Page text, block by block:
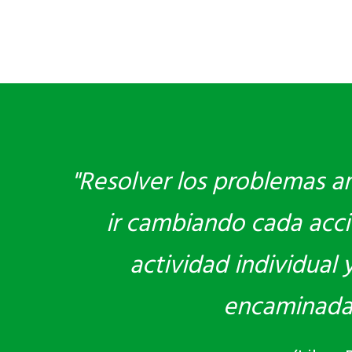
"Resolver los problemas
ir cambiando cada
actividad individual